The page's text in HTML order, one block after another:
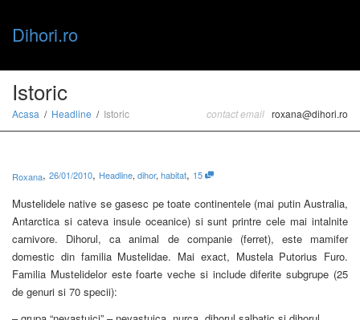
Dihori.ro
Istoric
Acasa Headline Istoric contact email roxana@dihori.ro
Roxana, 26/01/2010, Headline, dihor, habitat, 15
Mustelidele native se gasesc pe toate continentele (mai putin Australia,
Antarctica si cateva insule oceanice) si sunt printre cele mai intalnite
carnivore. Dihorul, ca animal de companie (ferret), este mamifer
domestic din familia Mustelidae. Mai exact, Mustela Putorius Furo.
Familia Mustelidelor este foarte veche si include diferite subgrupe (25
de genuri si 70 specii):